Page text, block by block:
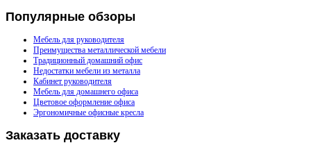
Популярные обзоры
Мебель для руководителя
Преимущества металлической мебели
Традиционный домашний офис
Недостатки мебели из металла
Кабинет руководителя
Мебель для домашнего офиса
Цветовое оформление офиса
Эргономичные офисные кресла
Заказать доставку